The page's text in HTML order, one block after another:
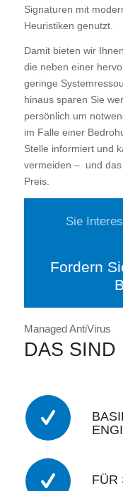
Signaturen mit
Heuristiken genutzt.
Damit bieten wir
die neben einer
geringe
hinaus sparen Sie
persönlich um
im Falle einer
Stelle informiert und
vermeiden – und das
Preis.
Sie
Fordern
Managed AntiVirus
DAS SIND
FÜR